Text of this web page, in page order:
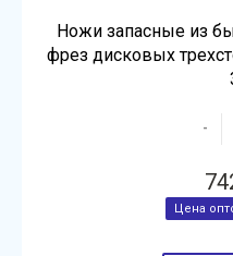
Ножи запасные из
фрез дисковых
-